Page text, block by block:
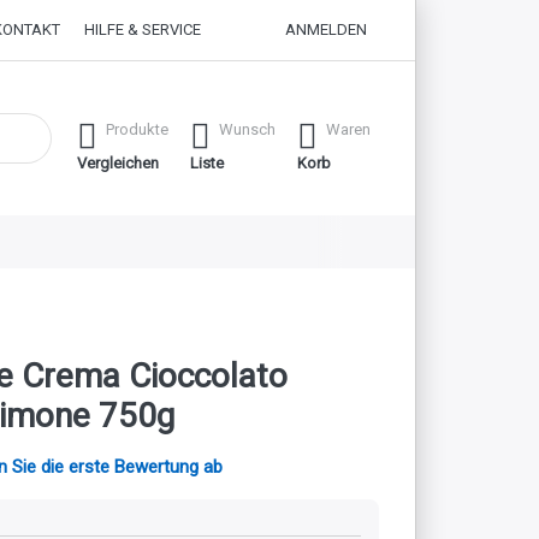
HILFE & SERVICE ANMELDEN
Ergebnisse. Drücken Sie die Eingabetaste, um alle
Produkte
Vergleichen
Wunsch
Liste
Waren
Korb
Crema Cioccolato
750g
Sie die erste Bewertung ab